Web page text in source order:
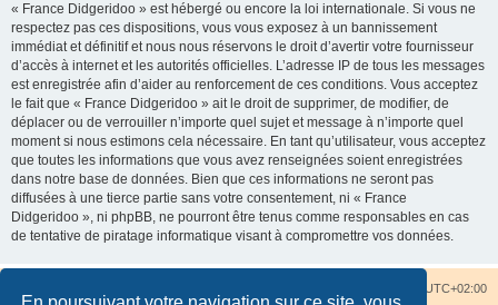
« France Didgeridoo » est hébergé ou encore la loi internationale. Si vous ne
respectez pas ces dispositions, vous vous exposez à un bannissement
immédiat et définitif et nous nous réservons le droit d’avertir votre fournisseur
d’accès à internet et les autorités officielles. L’adresse IP de tous les messages
est enregistrée afin d’aider au renforcement de ces conditions. Vous acceptez
le fait que « France Didgeridoo » ait le droit de supprimer, de modifier, de
déplacer ou de verrouiller n’importe quel sujet et message à n’importe quel
moment si nous estimons cela nécessaire. En tant qu’utilisateur, vous acceptez
que toutes les informations que vous avez renseignées soient enregistrées
dans notre base de données. Bien que ces informations ne seront pas
diffusées à une tierce partie sans votre consentement, ni « France
Didgeridoo », ni phpBB, ne pourront être tenus comme responsables en cas
de tentative de piratage informatique visant à compromettre vos données.
UTC+02:00